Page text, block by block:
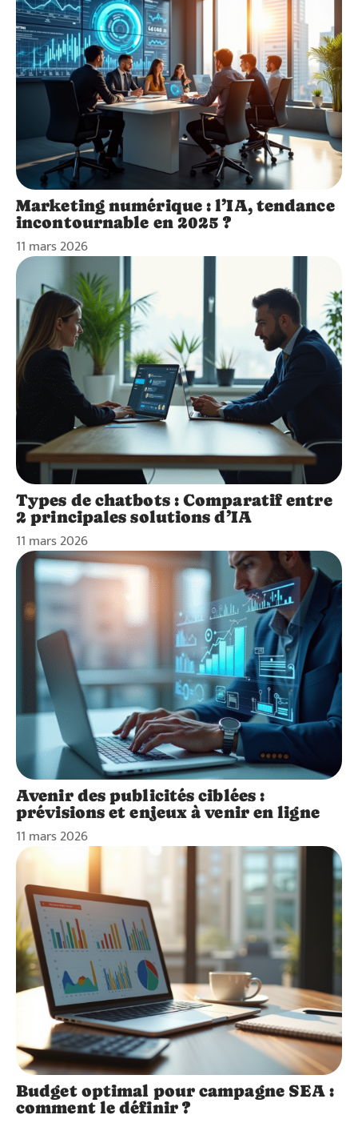
Marketing numérique : l’IA, tendance
incontournable en 2025 ?
11 mars 2026
Types de chatbots : Comparatif entre
2 principales solutions d’IA
11 mars 2026
Avenir des publicités ciblées :
prévisions et enjeux à venir en ligne
11 mars 2026
Budget optimal pour campagne SEA :
comment le définir ?